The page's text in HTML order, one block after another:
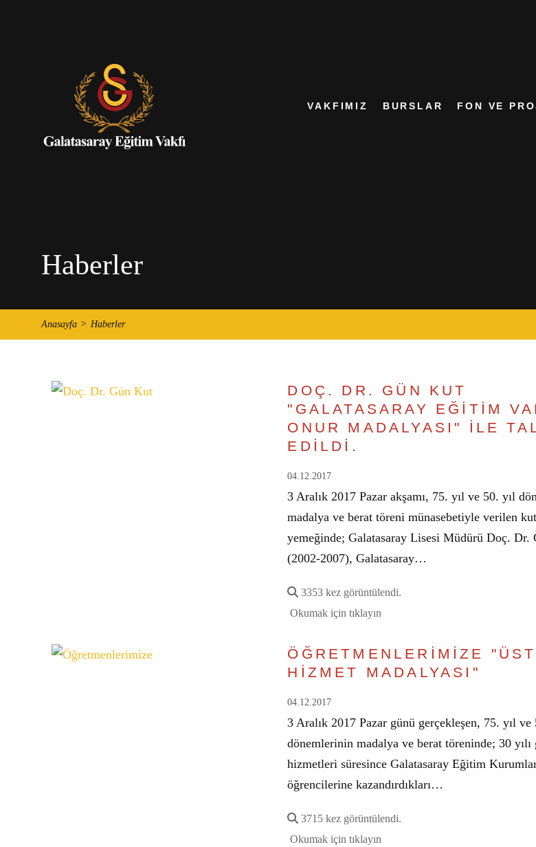
VAKFIMIZ BURSLAR FON VE
Haberler
Anasayfa Haberler
DOÇ. DR. GÜN KUT
"GALATASARAY EĞİTİM
ONUR MADALYASI" İLE
EDİLDİ.
04.12.2017
3 Aralık 2017 Pazar akşamı, 75. yıl ve 50. yıl
madalya ve berat töreni münasebetiyle verilen
yemeğinde; Galatasaray Lisesi Müdürü Doç. Dr.
(2002-2007), Galatasaray…
3353 kez görüntülendi.
Okumak için tıklayın
ÖĞRETMENLERİMİZE
HİZMET MADALYASI"
04.12.2017
3 Aralık 2017 Pazar günü gerçekleşen, 75. yıl ve
dönemlerinin madalya ve berat töreninde; 30 yılı
hizmetleri süresince Galatasaray Eğitim
öğrencilerine kazandırdıkları…
3715 kez görüntülendi.
Okumak için tıklayın